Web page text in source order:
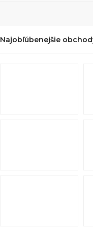
Najobľúbenejšie